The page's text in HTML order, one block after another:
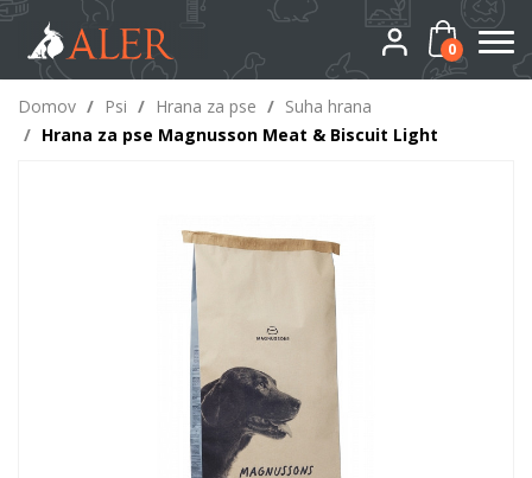
0
Domov / Psi / Hrana za pse / Suha hrana
/ Hrana za pse Magnusson Meat & Biscuit Light